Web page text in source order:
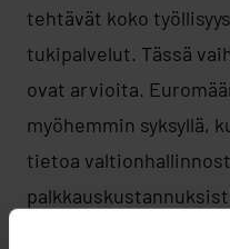
tehtävät koko
tukipalvelut. Tässä
ovat arvioita.
myöhemmin syksyllä,
tietoa
muut palveluostot,